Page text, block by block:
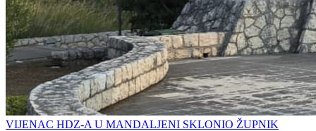
VIJENAC HDZ-A U MANDALJENI SKLONIO ŽUPNIK